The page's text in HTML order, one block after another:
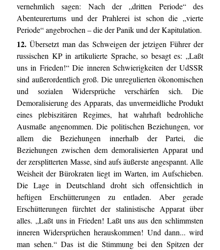
vernehmlich sagen: Nach der „dritten Periode“ des
Abenteurertums und der Prahlerei ist schon die „vierte
Periode“ angebrochen – die der Panik und der Kapitulation.
12.Übersetzt man das Schweigen der jetzigen Führer der
russischen KP in artikulierte Sprache, so besagt es: „Laßt
uns in Frieden!“ Die inneren Schwierigkeiten der UdSSR
sind außerordentlich groß. Die unregulierten ökonomischen
und sozialen Widersprüche verschärfen sich. Die
Demoralisierung des Apparats, das unvermeidliche Produkt
eines plebiszitären Regimes, hat wahrhaft bedrohliche
Ausmaße angenommen. Die politischen Beziehungen, vor
allem die Beziehungen innerhalb der Partei, die
Beziehungen zwischen dem demoralisierten Apparat und
der zersplitterten Masse, sind aufs äußerste angespannt. Alle
Weisheit der Bürokraten liegt im Warten, im Aufschieben.
Die Lage in Deutschland droht sich offensichtlich in
heftigen Erschütterungen zu entladen. Aber gerade
Erschütterungen fürchtet der stalinistische Apparat über
alles. „Laßt uns in Frieden! Laßt uns aus den schlimmsten
inneren Widersprüchen herauskommen! Und dann... wird
man sehen.“ Das ist die Stimmung bei den Spitzen der